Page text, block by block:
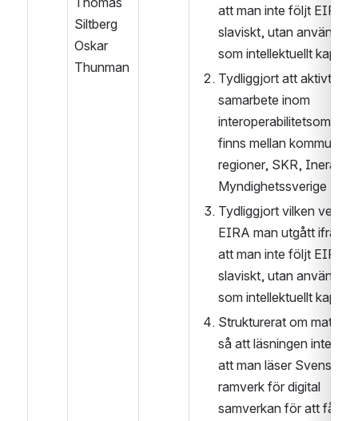
Siltberg
Oskar
Thunman
att man inte följt EIRA
slaviskt, utan använt det
som intellektuellt kapital
Tydliggjort att aktivt
samarbete inom
finns mellan kommuner,
regioner, SKR, Inera
Myndighetssverige
Tydliggjort vilken
EIRA man utgått ifrån,
att man inte följt EIRA
slaviskt, utan använt det
som intellektuellt kapital
Strukturerat om
så att läsningen inte
att man läser Svenskt
ramverk för digital
samverkan för att få en